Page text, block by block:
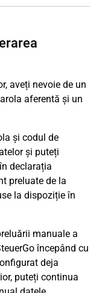
aveți nevoie de un
aferentă și un
și codul de
și puteți
declarația
preluate de la
la dispoziție în
manuale a
începând cu
deja
puteți continua